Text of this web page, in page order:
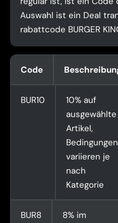
Auswahl ist ein Deal
rabattcode BURGER
Code
BUR10
10% auf
ausgewählte
Artikel,
Bedingungen
variieren je
nach
Kategorie
BUR8
8% im